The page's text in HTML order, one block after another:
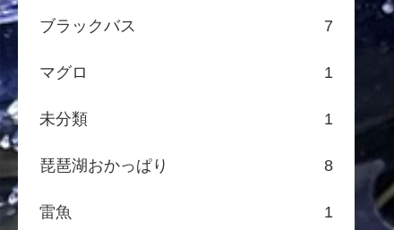
ブラックバス 7
マグロ 1
未分類 1
琵琶湖おかっぱり 8
雷魚 1